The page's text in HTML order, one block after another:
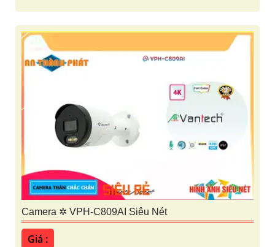
Camera ✲ VPH-C809AI Siêu Nét
Giá :